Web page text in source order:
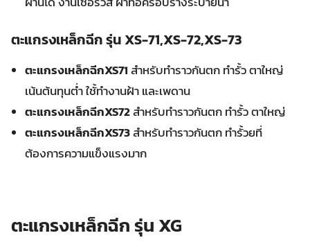
ตะแกรงเหล็กฉีก รุ่น XS-71,XS-72,XS-73
ตะแกรงเหล็กฉีกXS71สำหรับทำราวกันตก ทำรั้ว ตาใหญ่
เน้นต้นทุนต่ำ ใชั้ทำงานฝ้า และเพดาน
ตะแกรงเหล็กฉีกXS72สำหรับทำราวกันตก ทำรั้ว ตาใหญ่
ตะแกรงเหล็กฉีกXS73สำหรับทำราวกันตก ทำรั้วยที่
ต้องการความแข็งแรงมาก
ตะแกรงเหล็กฉีก รุ่น XG